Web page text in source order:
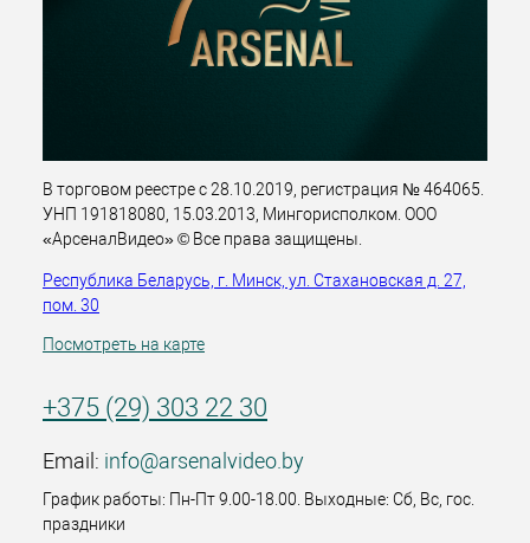
В торговом реестре с 28.10.2019, регистрация № 464065.
УНП 191818080, 15.03.2013, Мингорисполком. ООО
«АрсеналВидео» © Все права защищены.
Республика Беларусь, г. Минск, ул. Стахановская д. 27,
пом. 30
Посмотреть на карте
+375 (29) 303 22 30
Email: info@arsenalvideo.by
График работы: Пн-Пт 9.00-18.00. Выходные: Сб, Вс, гос.
праздники